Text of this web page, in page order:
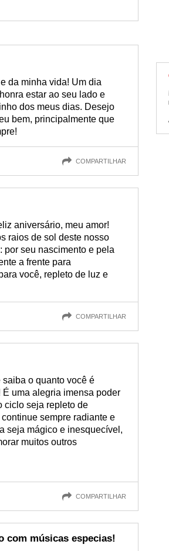
da minha vida! Um dia
estar ao seu lado e
dos meus dias. Desejo
bem, principalmente que
COMPARTILHAR
aniversário, meu amor!
raios de sol deste nosso
por seu nascimento e pela
a frente para
você, repleto de luz e
COMPARTILHAR
o quanto você é
uma alegria imensa poder
ciclo seja repleto de
sempre radiante e
seja mágico e inesquecível,
muitos outros
COMPARTILHAR
com músicas especias!